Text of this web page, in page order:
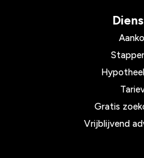
Gratis
Vrijblijvend